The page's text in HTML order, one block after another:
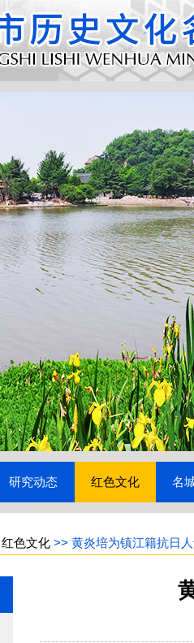
研究动态 红色文化 名
红色文化 >> 黄炎培为镇江籍抗日